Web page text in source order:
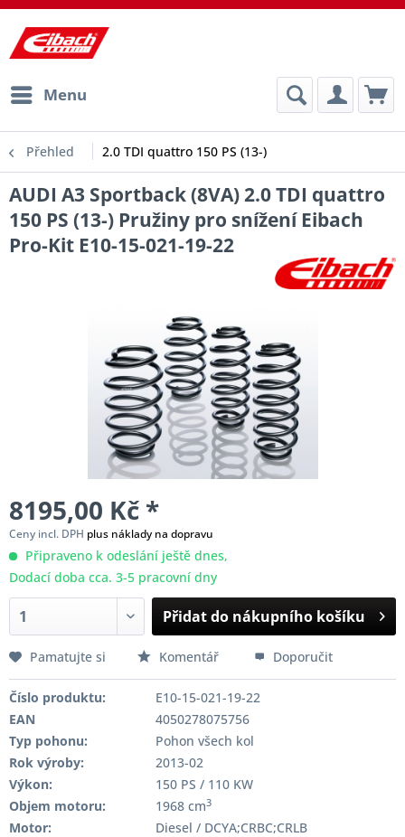
Menu
Přehled 2.0 TDI quattro 150 PS (13-)
AUDI A3 Sportback (8VA) 2.0 TDI quattro
150 PS (13-) Pružiny pro snížení Eibach
Pro-Kit E10-15-021-19-22
8195,00 Kč *
Ceny incl. DPH plus náklady na dopravu
Připraveno k odeslání ještě dnes,
Dodací doba cca. 3-5 pracovní dny
Přidat do nákupního košíku
Pamatujte si Komentář Doporučit
Číslo produktu:
E10-15-021-19-22
EAN
4050278075756
Typ pohonu:
Pohon všech kol
Rok výroby:
2013-02
Výkon:
150 PS / 110 KW
Objem motoru:
1968 cm3
Motor:
Diesel / DCYA;CRBC;CRLB